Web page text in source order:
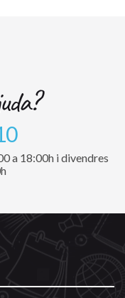
a 18:00h i divendres